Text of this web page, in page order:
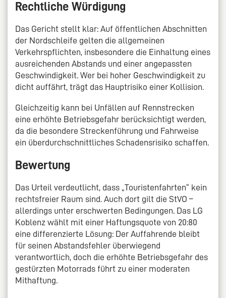
Rechtliche Würdigung
Das Gericht stellt klar: Auf öffentlichen Abschnitten
der Nordschleife gelten die allgemeinen
Verkehrspflichten, insbesondere die Einhaltung eines
ausreichenden Abstands und einer angepassten
Geschwindigkeit. Wer bei hoher Geschwindigkeit zu
dicht auffährt, trägt das Hauptrisiko einer Kollision.
Gleichzeitig kann bei Unfällen auf Rennstrecken
eine erhöhte Betriebsgefahr berücksichtigt werden,
da die besondere Streckenführung und Fahrweise
ein überdurchschnittliches Schadensrisiko schaffen.
Bewertung
Das Urteil verdeutlicht, dass „Touristenfahrten“ kein
rechtsfreier Raum sind. Auch dort gilt die StVO –
allerdings unter erschwerten Bedingungen. Das LG
Koblenz wählt mit einer Haftungsquote von 20:80
eine differenzierte Lösung: Der Auffahrende bleibt
für seinen Abstandsfehler überwiegend
verantwortlich, doch die erhöhte Betriebsgefahr des
gestürzten Motorrads führt zu einer moderaten
Mithaftung.